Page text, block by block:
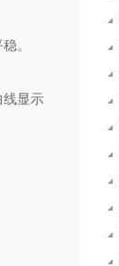
。
线显示